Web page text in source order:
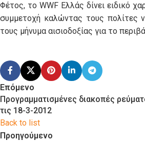
Φέτος, το WWF Ελλάς δίνει ειδικό
συμμετοχή καλώντας τους πολίτες
τους μήνυμα αισιοδοξίας για το
Επόμενο
Προγραμματισμένες διακοπές
τις 18-3-2012
Back to list
Προηγούμενο